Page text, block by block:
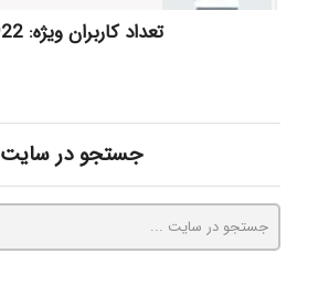
تعداد کاربران ویژه: 2922
جستجو در سایت